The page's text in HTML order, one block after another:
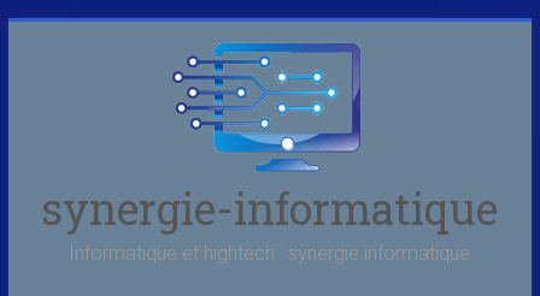
synergie-informatique
Informatique et hightech : synergie informatique